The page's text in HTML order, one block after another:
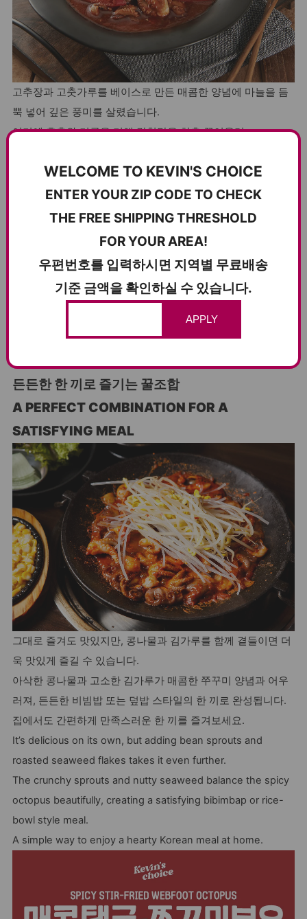
고추장과 고춧가루를 베이스로 만든 매콤한 양념에 마늘을 듬
뿍 넣어 깊은 풍미를 살렸습니다.
여기에 후추와 기름을 더해 감칠맛을 한층 끌어올려,
쭈꾸미와 양념이 어우러져 밥과 함께 먹기 좋은 진한 맛을 만들
어냅니다.
The sauce is built on a base of gochujang and Korean chili
A touch of pepper and oil enhances the savory richness,
creating a spicy yet addictive taste.
든든한 한 끼로 즐기는 꿀조합
A PERFECT COMBINATION FOR A
SATISFYING MEAL
그대로 즐겨도 맛있지만, 콩나물과 김가루를 함께 곁들이면 더
욱 맛있게 즐길 수 있습니다.
아삭한 콩나물과 고소한 김가루가 매콤한 쭈꾸미 양념과 어우
러져, 든든한 비빔밥 또는 덮밥 스타일의 한 끼로 완성됩니다.
집에서도 간편하게 만족스러운 한 끼를 즐겨보세요.
It’s delicious on its own, but adding bean sprouts and
roasted seaweed flakes takes it even further.
The crunchy sprouts and nutty seaweed balance the spicy
octopus beautifully, creating a satisfying bibimbap or rice-
bowl style meal.
A simple way to enjoy a hearty Korean meal at home.
WELCOME TO KEVIN'S CHOICE
ENTER YOUR ZIP CODE TO CHECK
THE FREE SHIPPING THRESHOLD
FOR YOUR AREA!
우편번호를 입력하시면 지역별 무료배송
기준 금액을 확인하실 수 있습니다.
APPLY